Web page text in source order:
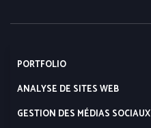
PORTFOLIO
ANALYSE DE SITES WEB
GESTION DES MÉDIAS SOCIAUX